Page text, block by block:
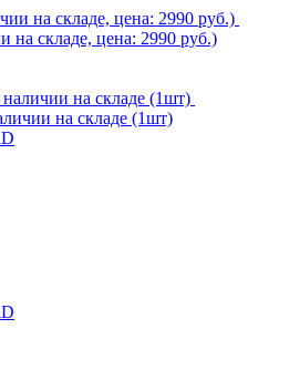
складе, цена: 2990 руб.)
на складе (1шт)